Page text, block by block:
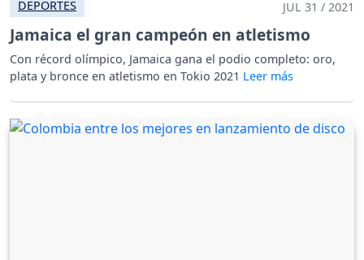
DEPORTES JUL 31 / 2021
Jamaica el gran campeón en atletismo
Con récord olímpico, Jamaica gana el podio completo: oro,
plata y bronce en atletismo en Tokio 2021